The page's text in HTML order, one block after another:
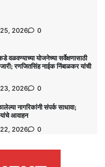
2026 0
वळवण्याच्या योजनेच्या सर्वेक्षणासाठी
रणजितसिंह नाईक निंबाळकर यांची
2026 0
नागरिकांनी संपर्क साधावा;
यांचे आवाहन
2026 0